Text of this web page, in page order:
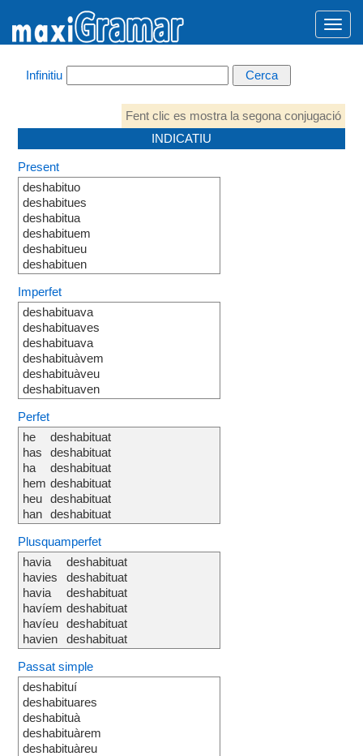
Infinitiu
Fent clic es mostra la segona conjugació
INDICATIU
Present
deshabituo
deshabitues
deshabitua
deshabituem
deshabitueu
deshabituen
Imperfet
deshabituava
deshabituaves
deshabituava
deshabituàvem
deshabituàveu
deshabituaven
Perfet
he
has
ha
hem
heu
han
deshabituat
deshabituat
deshabituat
deshabituat
deshabituat
deshabituat
Plusquamperfet
havia
havies
havia
havíem
havíeu
havien
deshabituat
deshabituat
deshabituat
deshabituat
deshabituat
deshabituat
Passat simple
deshabituí
deshabituares
deshabituà
deshabituàrem
deshabituàreu